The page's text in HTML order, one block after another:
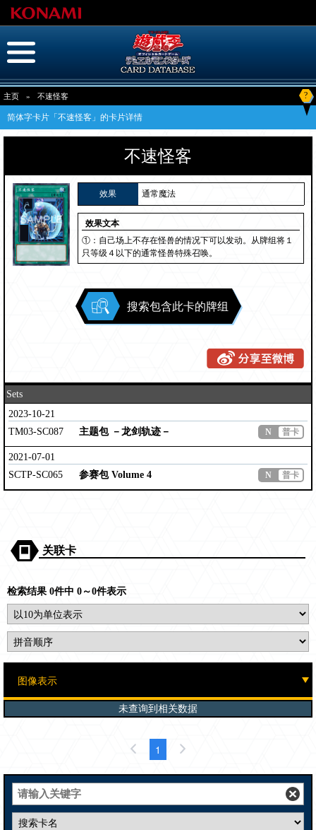
主页 » 不速怪客 ?
简体字卡片「不速怪客」的卡片详情
不速怪客
效果 通常魔法
效果文本
①：自己场上不存在怪兽的情况下可以发动。从牌组将１
只等级４以下的通常怪兽特殊召唤。
搜索包含此卡的牌组
Sets
2023-10-21
TM03-SC087
主题包 －龙剑轨迹－ N 普卡
2021-07-01
SCTP-SC065
参赛包 Volume 4 N 普卡
关联卡
检索结果 0件中 0～0件表示
未查询到相关数据
1